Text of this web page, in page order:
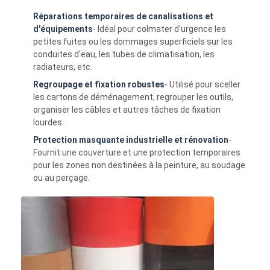
Visite d'usine
Contrôle de qualité
Contactez-nous
Bande adhésive d'isolation
Bande d'isolation de tissu en verre
Bande résistante à la chaleur d'isolation
Ruban adhésif de tissu en verre
Ruban adhésif de papier d'aluminium
Réparations temporaires de canalisations et
d'équipements- Idéal pour colmater d'urgence les
petites fuites ou les dommages superficiels sur les
conduites d'eau, les tubes de climatisation, les
radiateurs, etc.
Regroupage et fixation robustes- Utilisé pour sceller
les cartons de déménagement, regrouper les outils,
organiser les câbles et autres tâches de fixation
lourdes.
Protection masquante industrielle et rénovation-
Fournit une couverture et une protection temporaires
pour les zones non destinées à la peinture, au soudage
ou au perçage.